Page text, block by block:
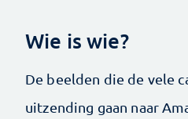
Wie is wie?
De beelden die de vele
uitzending gaan naar